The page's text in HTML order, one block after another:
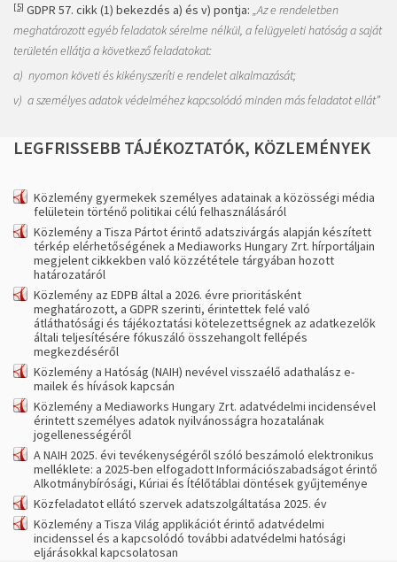
[5] GDPR 57. cikk (1) bekezdés a) és v) pontja: „Az e rendeletben
meghatározott egyéb feladatok sérelme nélkül, a felügyeleti hatóság a saját
területén ellátja akövetkező feladatokat:
a) nyomon követi és kikényszeríti e rendelet alkalmazását;
v) a személyes adatok védelméhez kapcsolódó minden más feladatot ellát”
LEGFRISSEBB TÁJÉKOZTATÓK, KÖZLEMÉNYEK
Közlemény gyermekek személyes adatainak a közösségi média
felületein történő politikai célú felhasználásáról
Közlemény a Tisza Pártot érintő adatszivárgás alapján készített
térkép elérhetőségének a Mediaworks Hungary Zrt. hírportáljain
megjelent cikkekben való közzététele tárgyában hozott
határozatáról
Közlemény az EDPB által a 2026. évre prioritásként
meghatározott, a GDPR szerinti, érintettek felé való
átláthatósági és tájékoztatási kötelezettségnek az adatkezelők
általi teljesítésére fókuszáló összehangolt fellépés
megkezdéséről
Közlemény a Hatóság (NAIH) nevével visszaélő adathalász e-
mailek és hívások kapcsán
Közlemény a Mediaworks Hungary Zrt. adatvédelmi incidensével
érintett személyes adatok nyilvánosságra hozatalának
jogellenességéről
A NAIH 2025. évi tevékenységéről szóló beszámoló elektronikus
melléklete: a 2025-ben elfogadott Információszabadságot érintő
Alkotmánybírósági, Kúriai és Ítélőtáblai döntések gyűjteménye
Közfeladatot ellátó szervek adatszolgáltatása 2025. év
Közlemény a Tisza Világ applikációt érintő adatvédelmi
incidenssel és a kapcsolódó további adatvédelmi hatósági
eljárásokkal kapcsolatosan